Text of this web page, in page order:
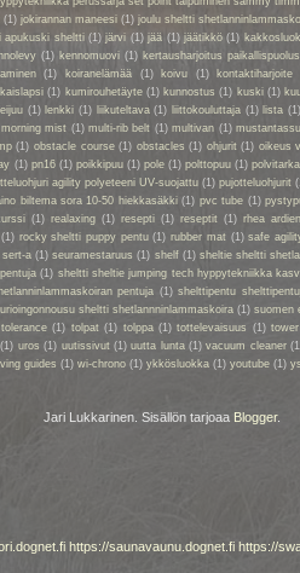
(1) jokirannan maneesi (1) joulu sheltti
apukuski sheltti (1) järvi (1) jää (1) jäätikkö (1)
(1) kennomuovi (1) kertausharjoitus
(1) koiranelämää (1) koivu (1) kontaktiharjoite
(1) kumirouhetäyte (1) kunnostus (1) kuski (1)
leijuu (1) lenkki (1) liikuteltava (1) liittokouluttaja (1) lista (1)
morning mist (1) multi-rib belt (1) multivan (1)
(1) obstacle course (1) obstacles (1) ohjurit (1) oikeus
(1) pn16 (1) poikkipuu (1) pole (1) polttopuu (1)
agility polyeteeni UV-suojattu (1) pujotteluohjurit
biltema sora 10-50 hiekkasäkki (1) pvc tube (1)
(1) realaxing (1) resepti (1) reseptit (1) rhea
(1) rocky sheltti puppy pentu (1) rubber mat (1) safe
sert-a (1) seuramestaruus (1) shelf (1) sheltie sheltti
(1) sheltti sheltie jumping tech hyppytekniikka
pentuja (1) shelttipentu
sheltti shetlannninlammaskoira (1) suomen
tolerance (1) tolpat (1) tolppa (1) tottelevaisuus (1) tower
(1) uros (1) uutissivut (1) uutta lunta (1) vacuum cleaner
guides (1) wi-chrono (1) ykkösluokka (1) youtube (1)
Jari Lukkarinen. Sisällön tarjoaa Blogger.
https://saunavaunu.dognet.fi https://